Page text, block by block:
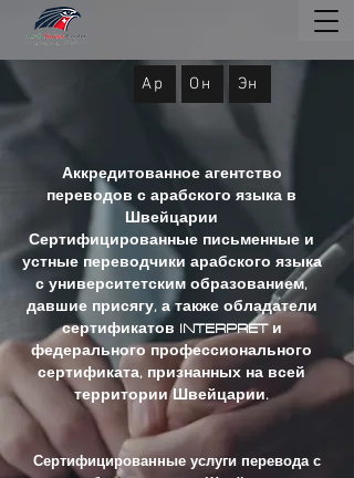
Ар Он Эн
Аккредитованное агентство
переводов с арабского языка в
Швейцарии
Сертифицированные письменные и
устные переводчики арабского языка
с университетским образованием,
давшие присягу, а также обладатели
сертификатов INTERPRETи
федерального профессионального
сертификата, признанных на всей
территории Швейцарии.
Сертифицированные услуги перевода с